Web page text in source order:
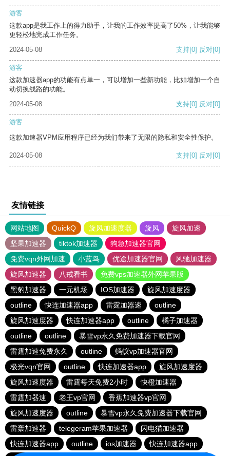
游客
这款app是我工作上的得力助手，让我的工作效率提高了50%，让我能够
更轻松地完成工作任务。
2024-05-08
支持[0] 反对[0]
游客
这款加速器app的功能有点单一，可以增加一些新功能，比如增加一个自
动切换线路的功能。
2024-05-08
支持[0] 反对[0]
游客
这款加速器VPM应用程序已经为我们带来了无限的隐私和安全性保护。
2024-05-08 支持[0] 反对[0]
友情链接
网站地图 QuickQ 旋风加速度器 旋风
旋风加速
坚果加速器
tiktok加速器
狗急加速器官网
免费vqn外网加速
小蓝鸟 优途加速器官网
风驰加速器
旋风加速器
八戒看书
免费vps加速器外网苹果版
黑豹加速器
一元机场 IOS加速器
旋风加速度器
outline
快连加速器app 雷霆加器速
outline
旋风加速度器
快连加速器app outline
橘子加速器
outline
outline
暴雪vp永久免费加速器下载官网
雷霆加速免费永久
outline
蚂蚁vp加速器官网
极光vqn官网
outline 快连加速器app
旋风加速度器
旋风加速度器
雷霆每天免费2小时
快橙加速器
雷霆加器速
老王vp官网
香蕉加速器vp官网
旋风加速度器
outline
暴雪vp永久免费加速器下载官网
雷轰加速器
telegeram苹果加速器
闪电猫加速器
快连加速器app
outline ios加速器
快连加速器app